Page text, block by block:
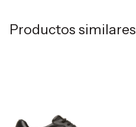
Productos similares